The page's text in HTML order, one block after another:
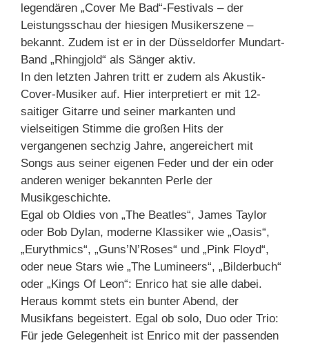
legendären „Cover Me Bad“-Festivals – der
Leistungsschau der hiesigen Musikerszene –
bekannt. Zudem ist er in der Düsseldorfer Mundart-
Band „Rhingjold“ als Sänger aktiv.
In den letzten Jahren tritt er zudem als Akustik-
Cover-Musiker auf. Hier interpretiert er mit 12-
saitiger Gitarre und seiner markanten und
vielseitigen Stimme die großen Hits der
vergangenen sechzig Jahre, angereichert mit
Songs aus seiner eigenen Feder und der ein oder
anderen weniger bekannten Perle der
Musikgeschichte.
Egal ob Oldies von „The Beatles“, James Taylor
oder Bob Dylan, moderne Klassiker wie „Oasis“,
„Eurythmics“, „Guns’N’Roses“ und „Pink Floyd“,
oder neue Stars wie „The Lumineers“, „Bilderbuch“
oder „Kings Of Leon“: Enrico hat sie alle dabei.
Heraus kommt stets ein bunter Abend, der
Musikfans begeistert. Egal ob solo, Duo oder Trio:
Für jede Gelegenheit ist Enrico mit der passenden